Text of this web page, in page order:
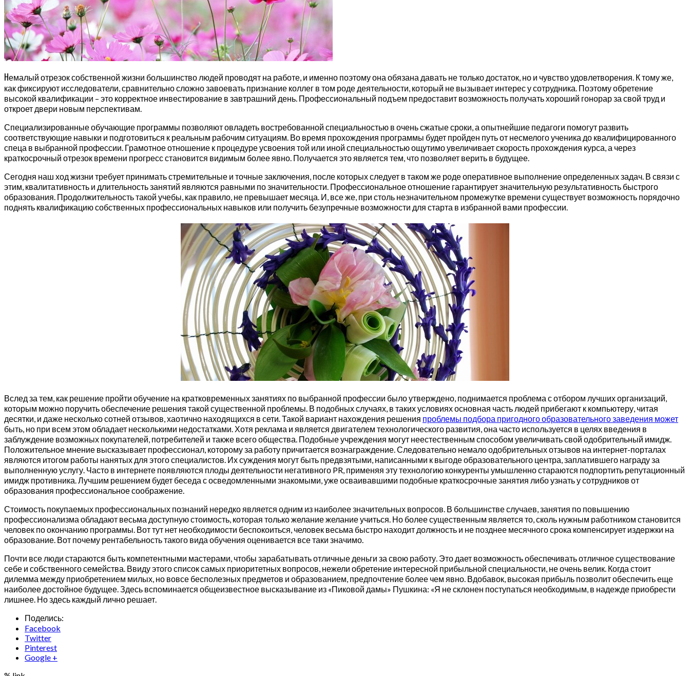
Немалый отрезок собственной жизни большинство людей проводят на работе, и именно поэтому она обязана давать не только достаток, но и чувство удовлетворения. К тому же,
как фиксируют исследователи, сравнительно сложно завоевать признание коллег в том роде деятельности, который не вызывает интерес у сотрудника. Поэтому обретение
высокой квалификации – это корректное инвестирование в завтрашний день. Профессиональный подъем предоставит возможность получать хороший гонорар за свой труд и
откроет двери новым перспективам.
Специализированные обучающие программы позволяют овладеть востребованной специальностью в очень сжатые сроки, а опытнейшие педагоги помогут развить
соответствующие навыки и подготовиться к реальным рабочим ситуациям. Во время прохождения программы будет пройден путь от несмелого ученика до квалифицированного
спеца в выбранной профессии. Грамотное отношение к процедуре усвоения той или иной специальностью ощутимо увеличивает скорость прохождения курса, а через
краткосрочный отрезок времени прогресс становится видимым более явно. Получается это является тем, что позволяет верить в будущее.
Сегодня наш ход жизни требует принимать стремительные и точные заключения, после которых следует в таком же роде оперативное выполнение определенных задач. В связи с
этим, квалитативность и длительность занятий являются равными по значительности. Профессиональное отношение гарантирует значительную результативность быстрого
образования. Продолжительность такой учебы, как правило, не превышает месяца. И, все же, при столь незначительном промежутке времени существует возможность порядочно
поднять квалификацию собственных профессиональных навыков или получить безупречные возможности для старта в избранной вами профессии.
Вслед за тем, как решение пройти обучение на кратковременных занятиях по выбранной профессии было утверждено, поднимается проблема с отбором лучших организаций,
которым можно поручить обеспечение решения такой существенной проблемы. В подобных случаях, в таких условиях основная часть людей прибегают к компьютеру, читая
десятки, и даже несколько сотней отзывов, хаотично находящихся в сети. Такой вариант нахождения решения проблемы подбора пригодного образовательного заведения может
быть, но при всем этом обладает несколькими недостатками. Хотя реклама и является двигателем технологического развития, она часто используется в целях введения в
заблуждение возможных покупателей, потребителей и также всего общества. Подобные учреждения могут неестественным способом увеличивать свой одобрительный имидж.
Положительное мнение высказывает профессионал, которому за работу причитается вознаграждение. Следовательно немало одобрительных отзывов на интернет-порталах
являются итогом работы нанятых для этого специалистов. Их суждения могут быть предвзятыми, написанными к выгоде образовательного центра, заплатившего награду за
выполненную услугу. Часто в интернете появляются плоды деятельности негативного PR, применяя эту технологию конкуренты умышленно стараются подпортить репутационный
имидж противника. Лучшим решением будет беседа с осведомленными знакомыми, уже осваивавшими подобные краткосрочные занятия либо узнать у сотрудников от
образования профессиональное соображение.
Стоимость покупаемых профессиональных познаний нередко является одним из наиболее значительных вопросов. В большинстве случаев, занятия по повышению
профессионализма обладают весьма доступную стоимость, которая только желание желание учиться. Но более существенным является то, сколь нужным работником становится
человек по окончанию программы. Вот тут нет необходимости беспокоиться, человек весьма быстро находит должность и не позднее месячного срока компенсирует издержки на
образование. Вот почему рентабельность такого вида обучения оценивается все таки значимо.
Почти все люди стараются быть компетентными мастерами, чтобы зарабатывать отличные деньги за свою работу. Это дает возможность обеспечивать отличное существование
себе и собственного семейства. Ввиду этого список самых приоритетных вопросов, нежели обретение интересной прибыльной специальности, не очень велик. Когда стоит
дилемма между приобретением милых, но вовсе бесполезных предметов и образованием, предпочтение более чем явно. Вдобавок, высокая прибыль позволит обеспечить еще
наиболее достойное будущее. Здесь вспоминается общеизвестное высказывание из «Пиковой дамы» Пушкина: «Я не склонен поступаться необходимым, в надежде приобрести
лишнее. Но здесь каждый лично решает.
Поделись:
Facebook
Twitter
Pinterest
Google +